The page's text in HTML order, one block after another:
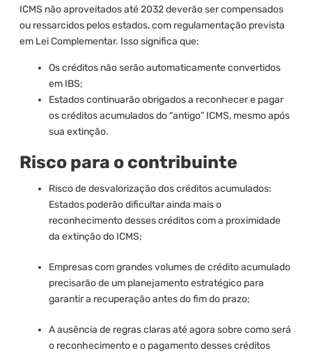
ICMS não aproveitados até 2032 deverão ser compensados
ou ressarcidos pelos estados, com regulamentação prevista
em Lei Complementar. Isso significa que:
Os créditos não serão automaticamente convertidos
em IBS;
Estados continuarão obrigados a reconhecer e pagar
os créditos acumulados do “antigo” ICMS, mesmo após
sua extinção.
Risco para o contribuinte
Risco de desvalorização dos créditos acumulados:
Estados poderão dificultar ainda mais o
reconhecimento desses créditos com a proximidade
da extinção do ICMS;
Empresas com grandes volumes de crédito acumulado
precisarão de um planejamento estratégico para
garantir a recuperação antes do fim do prazo;
A ausência de regras claras até agora sobre como será
o reconhecimento e o pagamento desses créditos